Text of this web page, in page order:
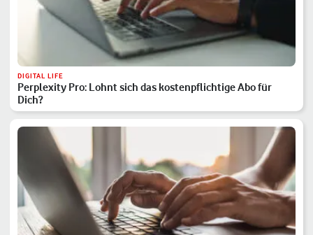
DIGITAL LIFE
Perplexity Pro: Lohnt sich das kostenpflichtige Abo für
Dich?